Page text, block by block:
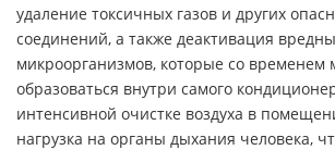
удаление токсичных газов и других
соединений, а также деактивация
микроорганизмов, которые со временем
образоваться внутри самого
интенсивной очистке воздуха в
нагрузка на органы дыхания человека,